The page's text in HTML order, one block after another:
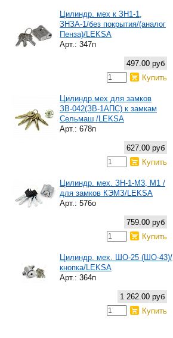
Цилиндр. мех к ЗН1-1,
ЗНЗА-1/без покрытия/(аналог
Пенза)/LEKSA
Арт.: 347п
497.00 руб
Купить
Цилиндр.мех для замков
ЗВ-042(ЗВ-1АПС) к замкам
Сельмаш /LEKSA
Арт.: 678п
627.00 руб
Купить
Цилиндр. мех. ЗН-1-М3, М1 /
для замков КЭМЗ/LEKSA
Арт.: 576о
759.00 руб
Купить
Цилиндр. мех. ШО-25 (ШО-43)/
кнопка/LEKSA
Арт.: 364п
1 262.00 руб
Купить